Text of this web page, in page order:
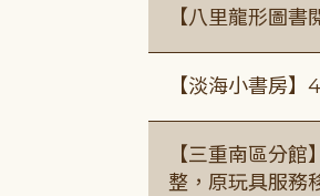
【八里龍形圖
【淡海小書房
【三重南區分
整，原玩具服務